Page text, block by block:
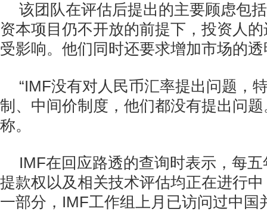
该团队在评估后提出的主要顾虑包
资本项目仍不开放的前提下，投资人
受影响。他们同时还要求增加市场的
“IMF没有对人民币汇率提出问题，
制、中间价制度，他们都没有提出问
称。
IMF在回应路透的查询时表示，每
提款权以及相关技术评估均正在进行
一部分，IMF工作组上月已访问过中国